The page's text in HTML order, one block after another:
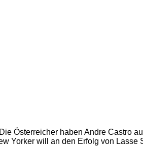
Österreicher haben Andre Castro
Yorker will an den Erfolg von Lasse